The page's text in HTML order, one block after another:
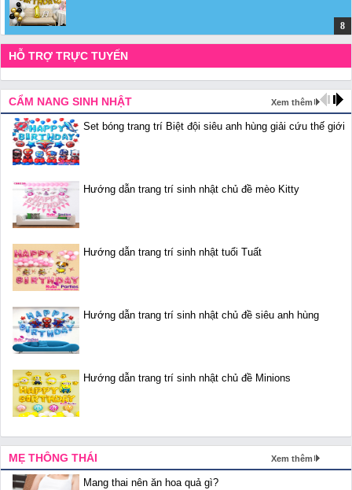
HỖ TRỢ TRỰC TUYẾN
CẨM NANG SINH NHẬT Xem thêm
Set bóng trang trí Biệt đội siêu anh hùng giải cứu thế giới
Hướng dẫn trang trí sinh nhật chủ đề mèo Kitty
Hướng dẫn trang trí sinh nhật tuổi Tuất
Hướng dẫn trang trí sinh nhật chủ đề siêu anh hùng
Hướng dẫn trang trí sinh nhật chủ đề Minions
MẸ THÔNG THÁI Xem thêm
Mang thai nên ăn hoa quả gì?